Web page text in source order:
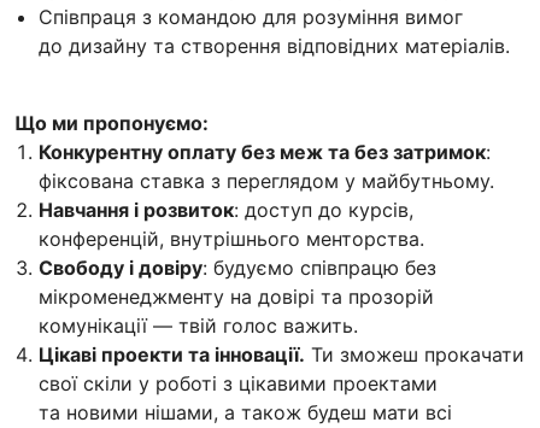
Співпраця з командою для розуміння вимог
до дизайну та створення відповідних матеріалів.
Що ми пропонуємо:
Конкурентну оплату без меж та без затримок:
фіксована ставка з переглядом у майбутньому.
Навчання і розвиток: доступ до курсів,
конференцій, внутрішнього менторства.
Свободу і довіру: будуємо співпрацю без
мікроменеджменту на довірі та прозорій
комунікації — твій голос важить.
Цікаві проекти та інновації. Ти зможеш прокачати
свої скіли у роботі з цікавими проектами
та новими нішами, а також будеш мати всі